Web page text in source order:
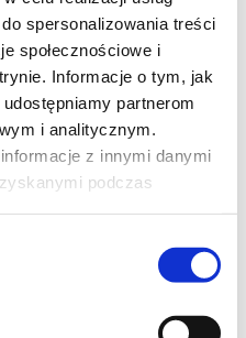
do spersonalizowania treści
społecznościowe i
Informacje o tym, jak
partnerom
i analitycznym.
z innymi danymi
podczas
tego, co najważniejsze. W
przepiękna słoneczna
mieszanka śmiechu i
poruszająca historia,
wybrzeżu południowej Sardynii.